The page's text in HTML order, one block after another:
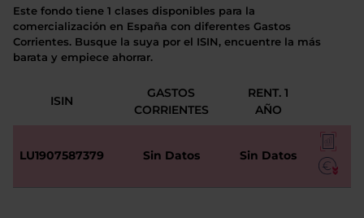
Este fondo tiene 1 clases disponibles para la
comercialización en España con diferentes Gastos
Corrientes. Busque la suya por el ISIN, encuentre la más
barata y empiece ahorrar.
ISIN
GASTOS
CORRIENTES
RENT. 1
AÑO
LU1907587379 Sin Datos Sin Datos